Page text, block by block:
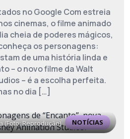
no Google Com estreia
cinemas, o filme animado
cheia de poderes mágicos,
os personagens:
de uma história linda e
– o novo filme da Walt
– é a escolha perfeita.
no dia […]
NOTÍCIAS
(Foto: Reprodução)